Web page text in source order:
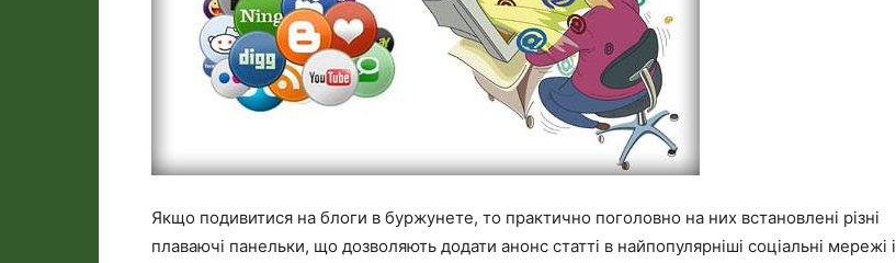
Якщо подивитися на блоги в буржунете, то практично поголовно на них встановлені різні
плаваючі панельки, що дозволяють додати анонс статті в найпопулярніші соціальні мережі і